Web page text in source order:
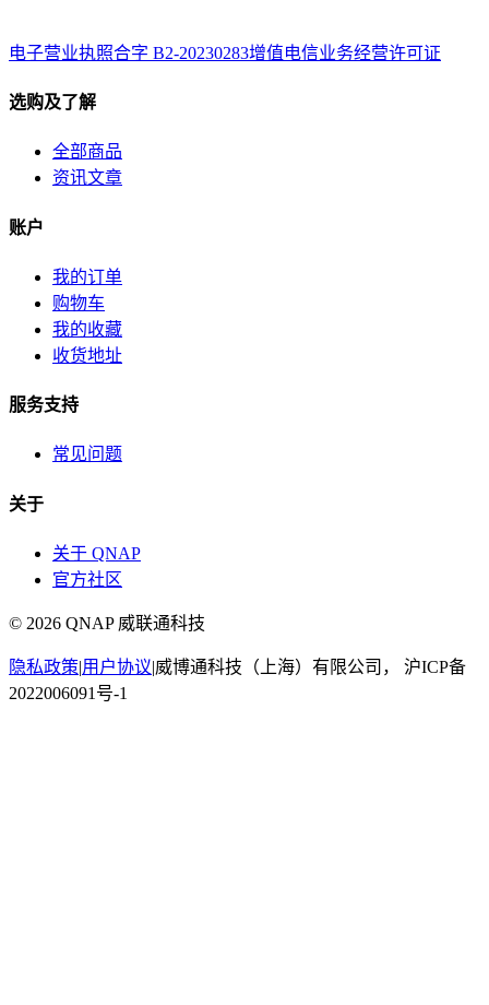
电子营业执照合字 B2-20230283增值电信业务经营许可证
选购及了解
全部商品
资讯文章
账户
我的订单
购物车
我的收藏
收货地址
服务支持
常见问题
关于
关于 QNAP
官方社区
© 2026 QNAP 威联通科技
隐私政策|用户协议|威博通科技（上海）有限公司， 沪ICP备
2022006091号-1